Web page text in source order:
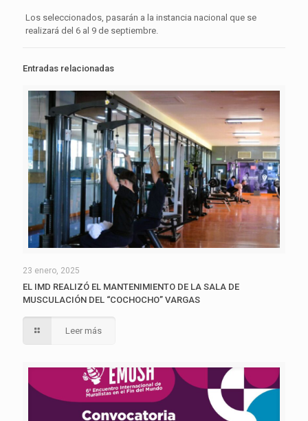
Los seleccionados, pasarán a la instancia nacional que se
realizará del 6 al 9 de septiembre.
Entradas relacionadas
23 enero, 2025
EL IMD REALIZÓ EL MANTENIMIENTO DE LA SALA DE
MUSCULACIÓN DEL “COCHOCHO” VARGAS
Leer más